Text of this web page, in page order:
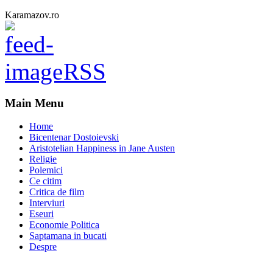
Karamazov.ro
RSS
Main Menu
Home
Bicentenar Dostoievski
Aristotelian Happiness in Jane Austen
Religie
Polemici
Ce citim
Critica de film
Interviuri
Eseuri
Economie Politica
Saptamana in bucati
Despre